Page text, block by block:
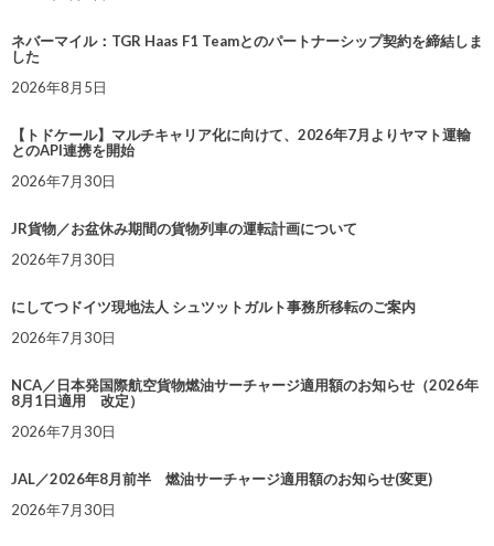
ネバーマイル：TGR Haas F1 Teamとのパートナーシップ契約を締結しま
した
2026年8月5日
【トドケール】マルチキャリア化に向けて、2026年7月よりヤマト運輸
とのAPI連携を開始
2026年7月30日
JR貨物／お盆休み期間の貨物列車の運転計画について
2026年7月30日
にしてつドイツ現地法人 シュツットガルト事務所移転のご案内
2026年7月30日
NCA／日本発国際航空貨物燃油サーチャージ適用額のお知らせ（2026年
8月1日適用 改定）
2026年7月30日
JAL／2026年8月前半 燃油サーチャージ適用額のお知らせ(変更)
2026年7月30日